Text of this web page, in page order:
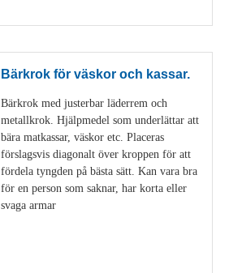
Bärkrok för väskor och kassar.
Bärkrok med justerbar läderrem och
metallkrok. Hjälpmedel som underlättar att
bära matkassar, väskor etc. Placeras
förslagsvis diagonalt över kroppen för att
fördela tyngden på bästa sätt. Kan vara bra
för en person som saknar, har korta eller
svaga armar